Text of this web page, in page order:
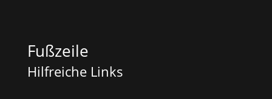
Fußzeile
Hilfreiche Links